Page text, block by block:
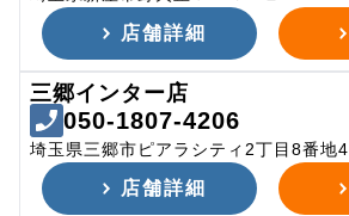
店舗詳細
三郷インター店
050-1807-4206
埼玉県三郷市ピアラシティ2丁目8番地4
店舗詳細